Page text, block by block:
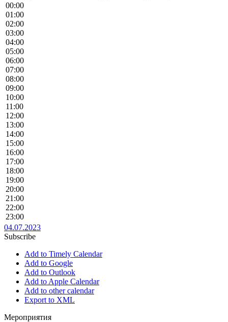
00:00
01:00
02:00
03:00
04:00
05:00
06:00
07:00
08:00
09:00
10:00
11:00
12:00
13:00
14:00
15:00
16:00
17:00
18:00
19:00
20:00
21:00
22:00
23:00
04.07.2023
Subscribe
Add to Timely Calendar
Add to Google
Add to Outlook
Add to Apple Calendar
Add to other calendar
Export to XML
Мероприятия